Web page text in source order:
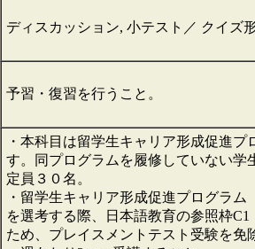
ディスカッション, 小テスト／ クイズ
予習・復習を行うこと。
・本科目は留学生キャリア形成促進
す。同プログラムを履修していない
定員３０名。
・留学生キャリア形成促進プログラ
を選考する際、日本語教育の参照枠
ため、プレイスメントテスト受験を免